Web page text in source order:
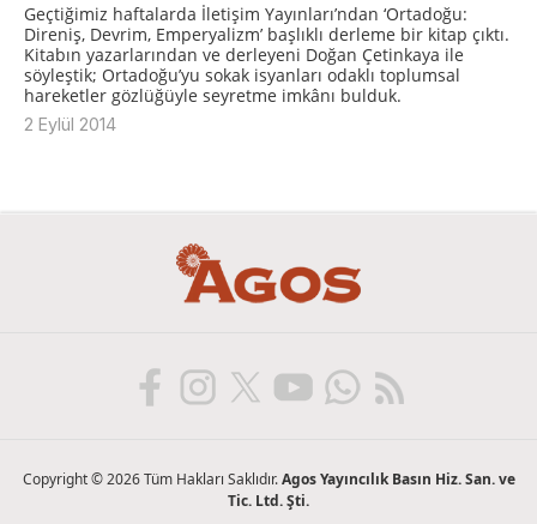
Geçtiğimiz haftalarda İletişim Yayınları’ndan ‘Ortadoğu:
Direniş, Devrim, Emperyalizm’ başlıklı derleme bir kitap çıktı.
Kitabın yazarlarından ve derleyeni Doğan Çetinkaya ile
söyleştik; Ortadoğu’yu sokak isyanları odaklı toplumsal
hareketler gözlüğüyle seyretme imkânı bulduk.
2 Eylül 2014
Copyright © 2026 Tüm Hakları Saklıdır.Agos Yayıncılık Basın Hiz. San. ve
Tic. Ltd. Şti.